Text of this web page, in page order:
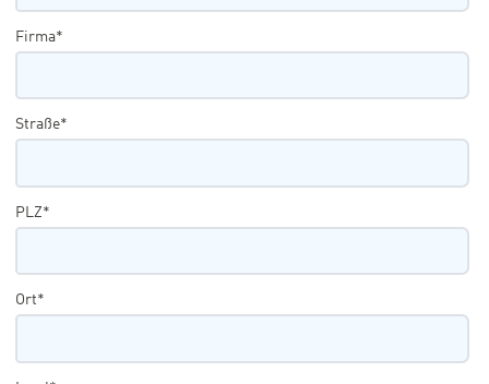
Firma*
Straße*
PLZ*
Ort*